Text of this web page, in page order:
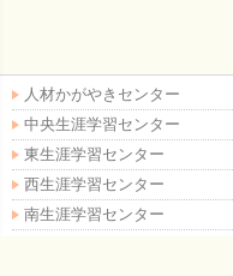
人材かがやきセンター
中央生涯学習センター
東生涯学習センター
西生涯学習センター
南生涯学習センター